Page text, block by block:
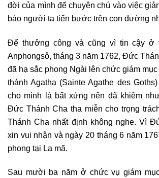
đời của mình để chuyên chú vào việc
bảo người ta tiến bước trên con đường
Để thưởng công và cũng vì tin cậy ở
Anphongsô, tháng 3 năm 1762, Đức
đã hạ sắc phong Ngài lên chức giám
thánh Agatha (Sainte Agathe des
cho mình là bất xứng nên đã khiêm
Đức Thánh Cha tha miễn cho trọng
Thánh Cha nhất định không nghe. Vì
xin vui nhận và ngày 20 tháng 6 năm
phong tại La mã.
Sau mười ba năm ở chức vụ giám